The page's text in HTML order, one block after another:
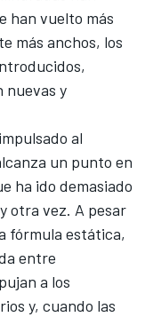
han vuelto más
más anchos, los
nuevas y
al
un punto en
ha ido demasiado
otra vez. A pesar
fórmula estática,
entre
a los
y, cuando las